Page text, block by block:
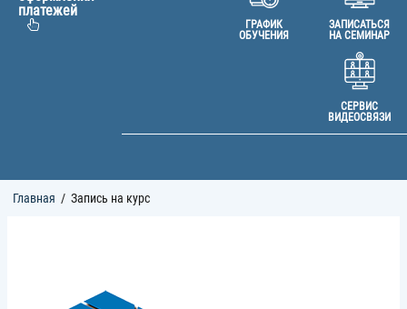
платежей
ГРАФИК
ОБУЧЕНИЯ
ЗАПИСАТЬСЯ
НА СЕМИНАР
СЕРВИС
ВИДЕОСВЯЗИ
Строка
Главная Запись на курс